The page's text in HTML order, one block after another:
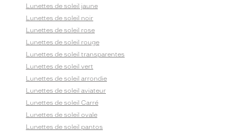
Lunettes de soleil jaune
Lunettes de soleil noir
Lunettes de soleil rose
Lunettes de soleil rouge
Lunettes de soleil transparentes
Lunettes de soleil vert
Lunettes de soleil arrondie
Lunettes de soleil aviateur
Lunettes de soleil Carré
Lunettes de soleil ovale
Lunettes de soleil pantos